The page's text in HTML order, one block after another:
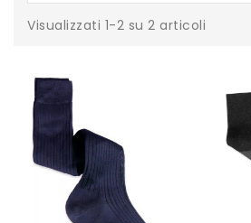
Visualizzati 1-2 su 2 articoli